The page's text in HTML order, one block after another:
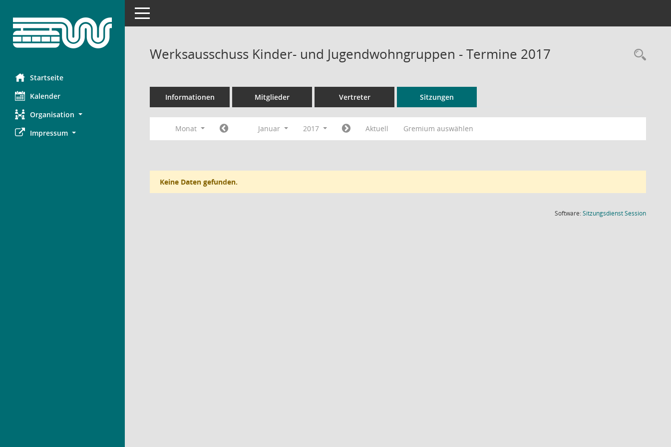
Startseite
Kalender
Organisation
Impressum
Toggle navigation
Werksausschuss Kinder- und Jugendwohngruppen - Termine 2017
Informationen Mitglieder Vertreter Sitzungen
Monat Januar 2017 Aktuell Gremium auswählen
Keine Daten gefunden.
Software:SitzungsdienstSession(Wird in